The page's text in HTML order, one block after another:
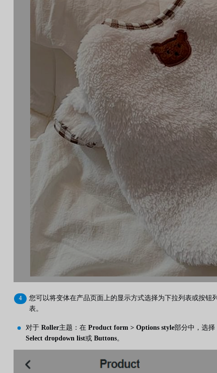
您可以将变体在产品页面上的显示方式选择为下拉列表或按钮
表。
对于 Roller主题：在 Product form > Options style部分中，选择
Select dropdown list或 Buttons。